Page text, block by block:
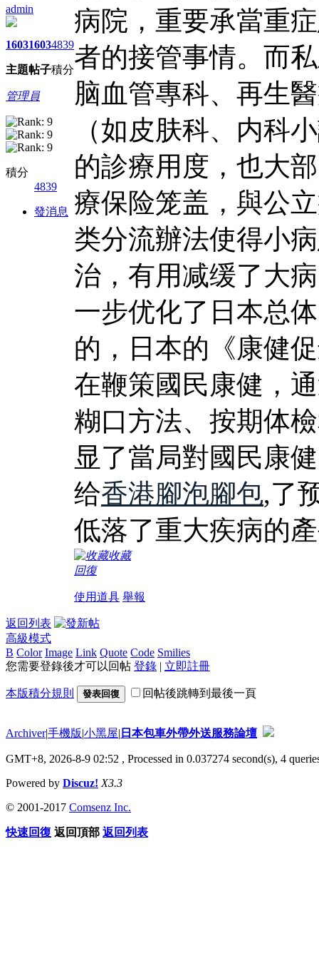
admin
1603
主題
1603
帖子
4839
積分
管理員
積分
4839
發消息
病院，重要承當重
者的接管事情。而
脑血管專科、再生
（如皮肤科、内科
的診療用度，也大
療保险笼盖，與公
类分流辦法使得小
治，有用减缓了大
一步优化了日本总
的，日本的《康健
在鞭策國民康健，
糊口方法、按期体
显了當局對國民康
给香港腳泡腳包,了
低落了重大疾病的
收藏
回復
使用道具 舉報
返回列表
高級模式
B Color Image Link Quote Code Smilies
您需要登錄後才可以回帖 登錄 | 立即註冊
本版積分規則 發表回復 回帖後跳轉到最後一頁
Archiver|手機版|小黑屋| 日本包車外帶外送服務論壇
GMT+8, 2026-8-9 02:52 , Processed in 0.037274 second(s), 4
Powered by Discuz! X3.3
© 2001-2017 Comsenz Inc.
快速回復 返回頂部 返回列表